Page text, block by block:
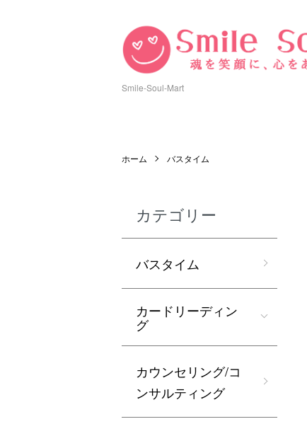
Smile-Soul-Mart
ホーム バスタイム
カテゴリー
バスタイム
カードリーディン
グ
カウンセリング/コ
ンサルティング